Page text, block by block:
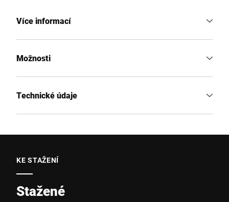
Více informací
Možnosti
Technické údaje
KE STAŽENÍ
Stažené